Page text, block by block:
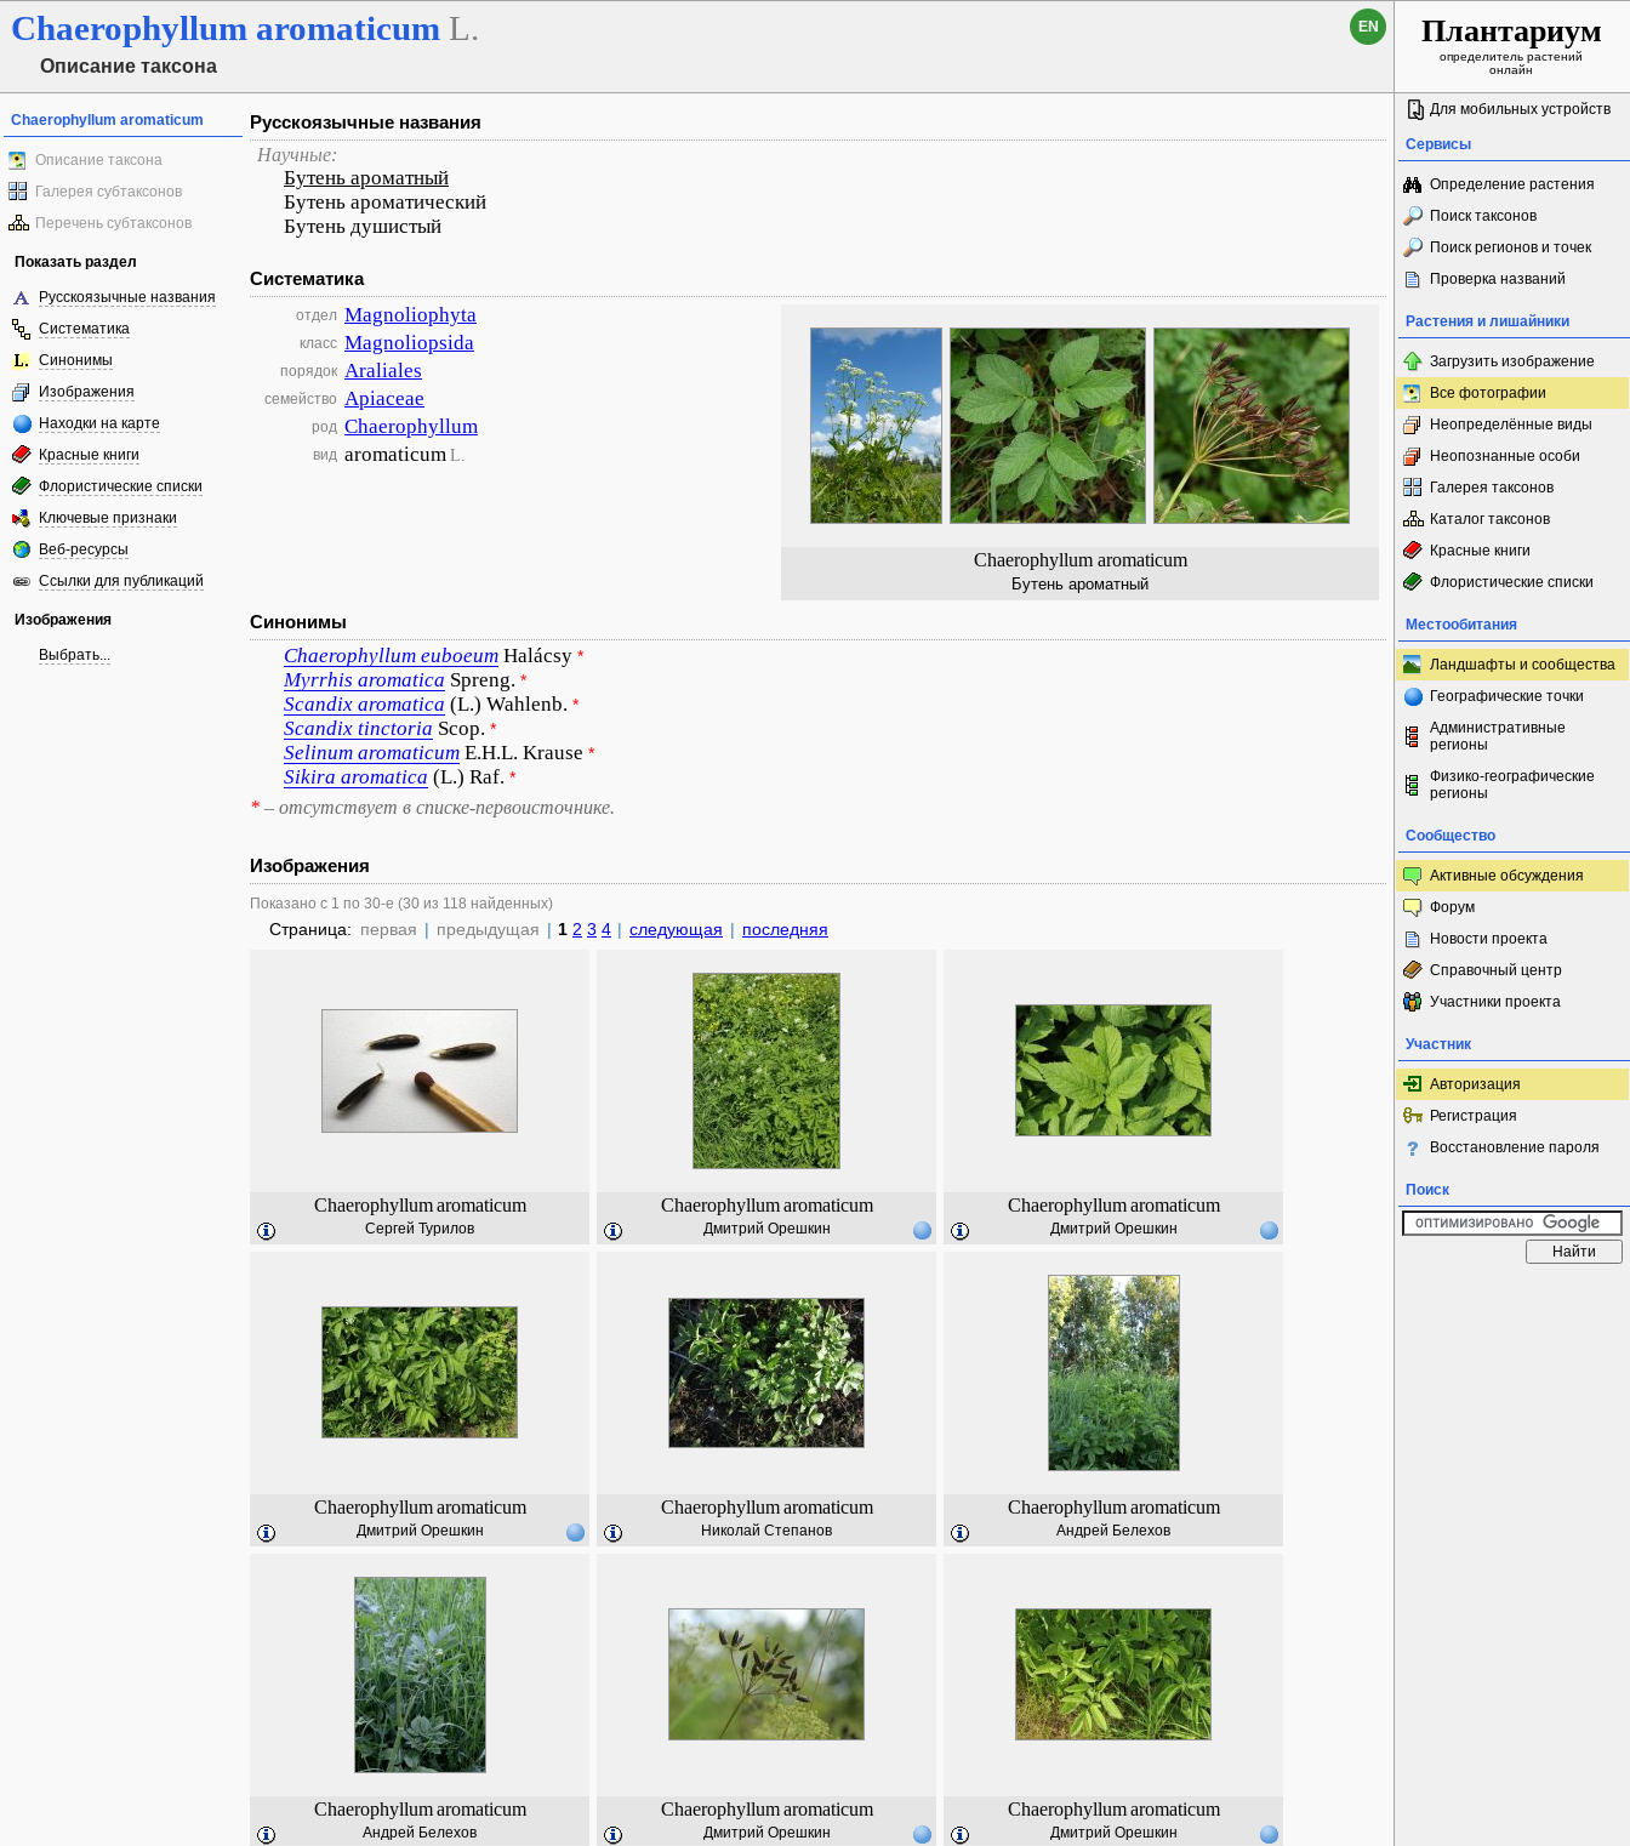
Chaerophyllum aromaticum L.
Описание таксона
EN Плантариум
определитель растений
онлайн
Chaerophyllum aromaticum
Описание таксона
Галерея субтаксонов
Перечень субтаксонов
Показать раздел
Русскоязычные названия
Систематика
Синонимы
Изображения
Находки на карте
Красные книги
Флористические списки
Ключевые признаки
Веб-ресурсы
Ссылки для публикаций
Изображения
Выбрать...
Русскоязычные названия
Научные:
Бутень ароматный
Бутень ароматический
Бутень душистый
Систематика
Chaerophyllum aromaticum
Бутень ароматный
отдел Magnoliophyta
класс Magnoliopsida
порядок Araliales
семейство Apiaceae
род Chaerophyllum
вид aromaticumL.
Синонимы
Chaerophyllum euboeum Halácsy *
Myrrhis aromatica Spreng. *
Scandix aromatica (L.) Wahlenb. *
Scandix tinctoria Scop. *
Selinum aromaticum E.H.L. Krause *
Sikira aromatica (L.) Raf. *
* – отсутствует в списке-первоисточнике.
Изображения
Показано с 1 по 30-е (30 из 118 найденных)
Страница: первая | предыдущая | 1 2 3 4 | следующая | последняя
Chaerophyllum aromaticum
Сергей Турилов
Chaerophyllum aromaticum
Дмитрий Орешкин
Chaerophyllum aromaticum
Дмитрий Орешкин
Chaerophyllum aromaticum
Дмитрий Орешкин
Chaerophyllum aromaticum
Николай Степанов
Chaerophyllum aromaticum
Андрей Белехов
Chaerophyllum aromaticum
Андрей Белехов
Chaerophyllum aromaticum
Дмитрий Орешкин
Chaerophyllum aromaticum
Дмитрий Орешкин
Для мобильных устройств
Сервисы
Определение растения
Поиск таксонов
Поиск регионов и точек
Проверка названий
Растения и лишайники
Загрузить изображение
Все фотографии
Неопределённые виды
Неопознанные особи
Галерея таксонов
Каталог таксонов
Красные книги
Флористические списки
Местообитания
Ландшафты и сообщества
Географические точки
Административные
регионы
Физико-географические
регионы
Сообщество
Активные обсуждения
Форум
Новости проекта
Справочный центр
Участники проекта
Участник
Авторизация
Регистрация
Восстановление пароля
Поиск